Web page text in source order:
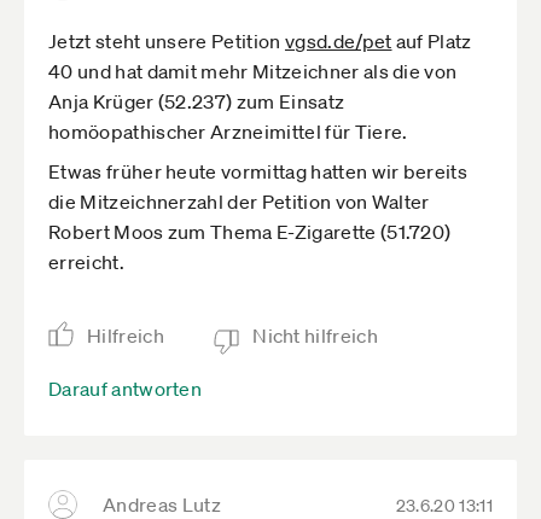
Jetzt steht unsere Petition vgsd.de­/pet auf Platz
40 und hat damit mehr Mitzeichner als die von
Anja Krüger (52.237) zum Einsatz
homöopathischer Arzneimittel für Tiere.
Etwas früher heute vormittag hatten wir bereits
die Mitzeichnerzahl der Petition von Walter
Robert Moos zum Thema E-Zigarette (51.720)
erreicht.
Hilfreich Nicht hilfreich
Darauf antworten
Andreas Lutz 23.6.20 13:11